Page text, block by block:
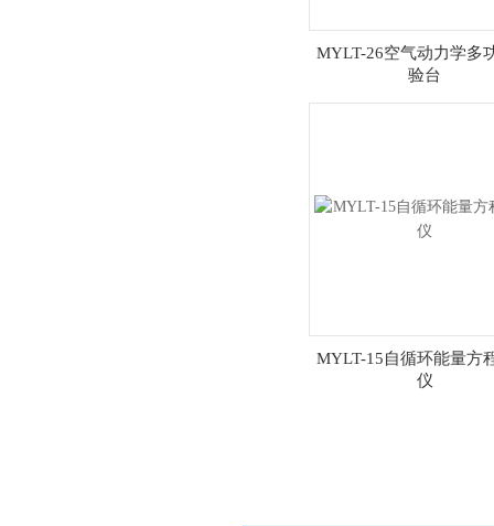
MYLT-26空气动力学多
验台
MYLT-15自循环能量方
仪